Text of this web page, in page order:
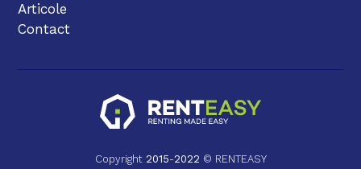
Articole
Contact
Copyright 2015-2022 © RENTEASY